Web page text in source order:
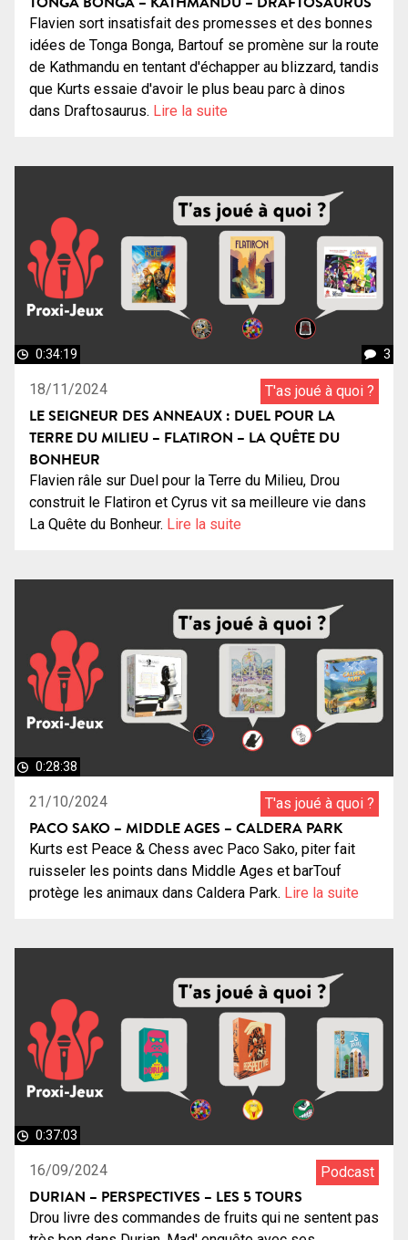
Flavien sort insatisfait des promesses et des bonnes
idées de Tonga Bonga, Bartouf se promène sur la route
de Kathmandu en tentant d'échapper au blizzard, tandis
que Kurts essaie d'avoir le plus beau parc à dinos
dans Draftosaurus. Lire la suite
0:34:19 3
18/11/2024 T'as joué à quoi ?
LE SEIGNEUR DES ANNEAUX : DUEL POUR LA
TERRE DU MILIEU – FLATIRON – LA QUÊTE DU
BONHEUR
Flavien râle sur Duel pour la Terre du Milieu, Drou
construit le Flatiron et Cyrus vit sa meilleure vie dans
La Quête du Bonheur. Lire la suite
0:28:38
21/10/2024 T'as joué à quoi ?
PACO SAKO – MIDDLE AGES – CALDERA PARK
Kurts est Peace & Chess avec Paco Sako, piter fait
ruisseler les points dans Middle Ages et barTouf
protège les animaux dans Caldera Park. Lire la suite
0:37:03
16/09/2024 Podcast
DURIAN – PERSPECTIVES – LES 5 TOURS
Drou livre des commandes de fruits qui ne sentent pas